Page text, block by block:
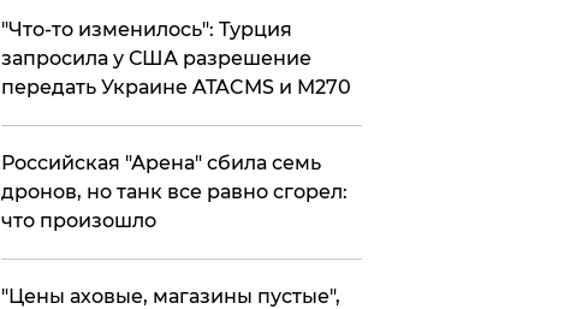
​"Что-то изменилось": Турция
запросила у США разрешение
передать Украине ATACMS и M270
​Российская "Арена" сбила семь
дронов, но танк все равно сгорел:
что произошло
​"Цены аховые, магазины пустые",